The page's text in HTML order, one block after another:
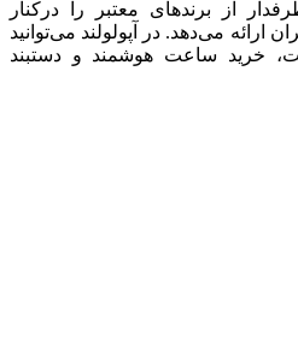
از برندهای معتبر را درکنار
می‌دهد. در آپولولند می‌توانید
خرید ساعت هوشمند و دستبند